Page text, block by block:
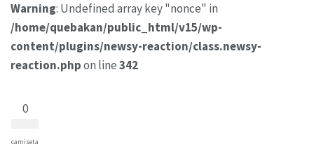
Warning: Undefined array key "nonce" in
/home/quebakan/public_html/v15/wp-
content/plugins/newsy-reaction/class.newsy-
reaction.phpon line342
0
camiseta